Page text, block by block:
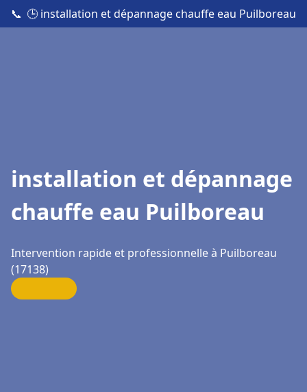
📞 🕒 installation et dépannage chauffe eau Puilboreau
installation et dépannage
chauffe eau Puilboreau
Intervention rapide et professionnelle à Puilboreau
(17138)